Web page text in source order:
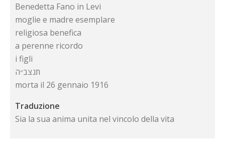
Benedetta Fano in Levi
moglie e madre esemplare
religiosa benefica
a perenne ricordo
i figli
תנצב״ה
morta il 26 gennaio 1916
Traduzione
Sia la sua anima unita nel vincolo della vita